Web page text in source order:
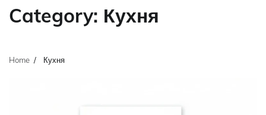
Category: Кухня
Home Кухня